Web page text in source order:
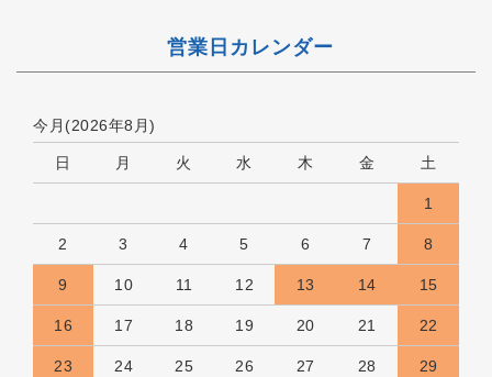
営業日カレンダー
今月(2026年8月)
日 月 火 水 木 金 土
1
2 3 4 5 6 7 8
9 10 11 12 13 14 15
16 17 18 19 20 21 22
23 24 25 26 27 28 29